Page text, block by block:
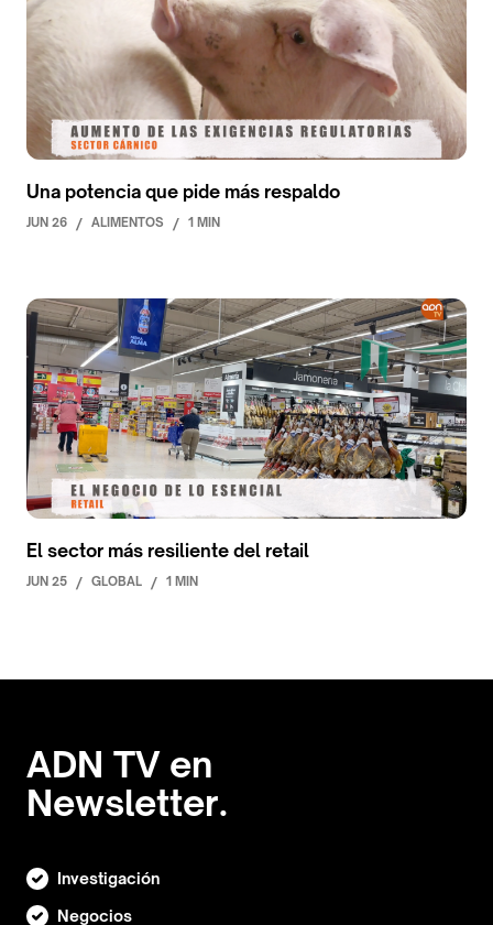
Una potencia que pide más respaldo
JUN 26 / ALIMENTOS / 1 MIN
El sector más resiliente del retail
JUN 25 / GLOBAL / 1 MIN
ADN TV en
Newsletter.
Investigación
Negocios